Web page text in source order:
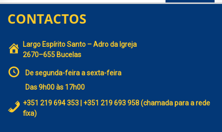
CONTACTOS
Largo Espírito Santo – Adro da Igreja
2670–655 Bucelas
De segunda-feira a sexta-feira
Das 9h00 às 17h00
+351 219 694 353 | +351 219 693 958 (chamada para a rede
fixa)